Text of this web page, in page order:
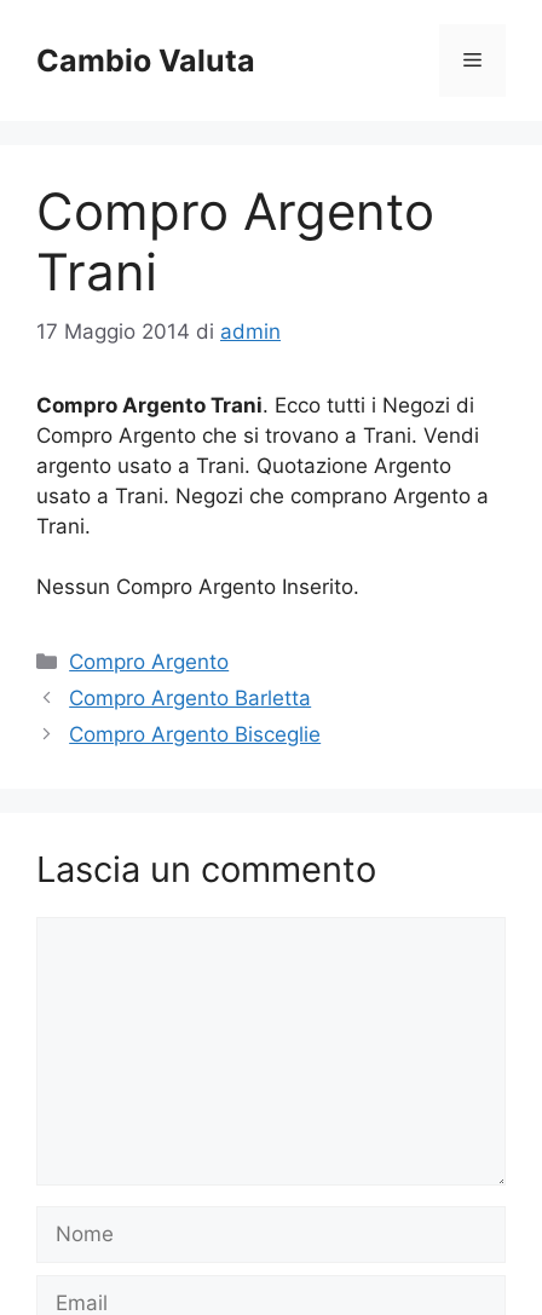
contenuto
Cambio Valuta Menu
Compro Argento
Trani
17 Maggio 2014 di admin
Compro Argento Trani. Ecco tutti i Negozi di
Compro Argento che si trovano a Trani. Vendi
argento usato a Trani. Quotazione Argento
usato a Trani. Negozi che comprano Argento a
Trani.
Nessun Compro Argento Inserito.
Categorie
Compro Argento
Compro Argento Barletta
Compro Argento Bisceglie
Lascia un commento
Nome
Email